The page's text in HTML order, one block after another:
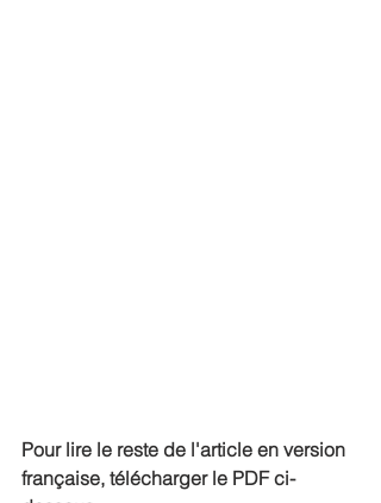
Pour lire le reste de l'article en version
française, télécharger le PDF ci-